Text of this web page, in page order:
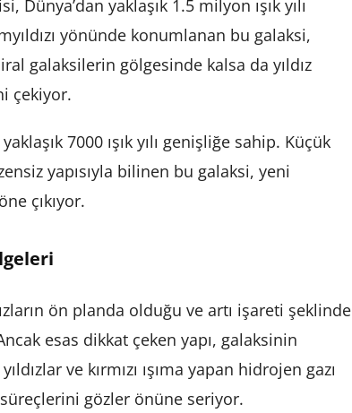
Dünya’dan yaklaşık 1.5 milyon ışık yılı
yönünde konumlanan bu galaksi,
galaksilerin gölgesinde kalsa da yıldız
çekiyor.
7000 ışık yılı genişliğe sahip. Küçük
yapısıyla bilinen bu galaksi, yeni
çıkıyor.
ön planda olduğu ve artı işareti şeklinde
esas dikkat çeken yapı, galaksinin
ve kırmızı ışıma yapan hidrojen gazı
gözler önüne seriyor.